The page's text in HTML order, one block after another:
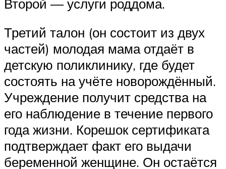
Второй — услуги роддома.
Третий талон (он состоит из двух
частей) молодая мама отдаёт в
детскую поликлинику, где будет
состоять на учёте новорождённый.
Учреждение получит средства на
его наблюдение в течение первого
года жизни. Корешок сертификата
подтверждает факт его выдачи
беременной женщине. Он остаётся